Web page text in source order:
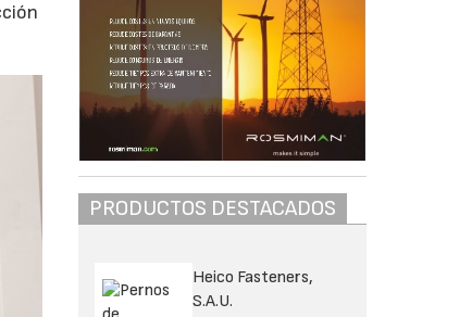
PRODUCTOS DESTACADOS
Heico Fasteners,
S.A.U.